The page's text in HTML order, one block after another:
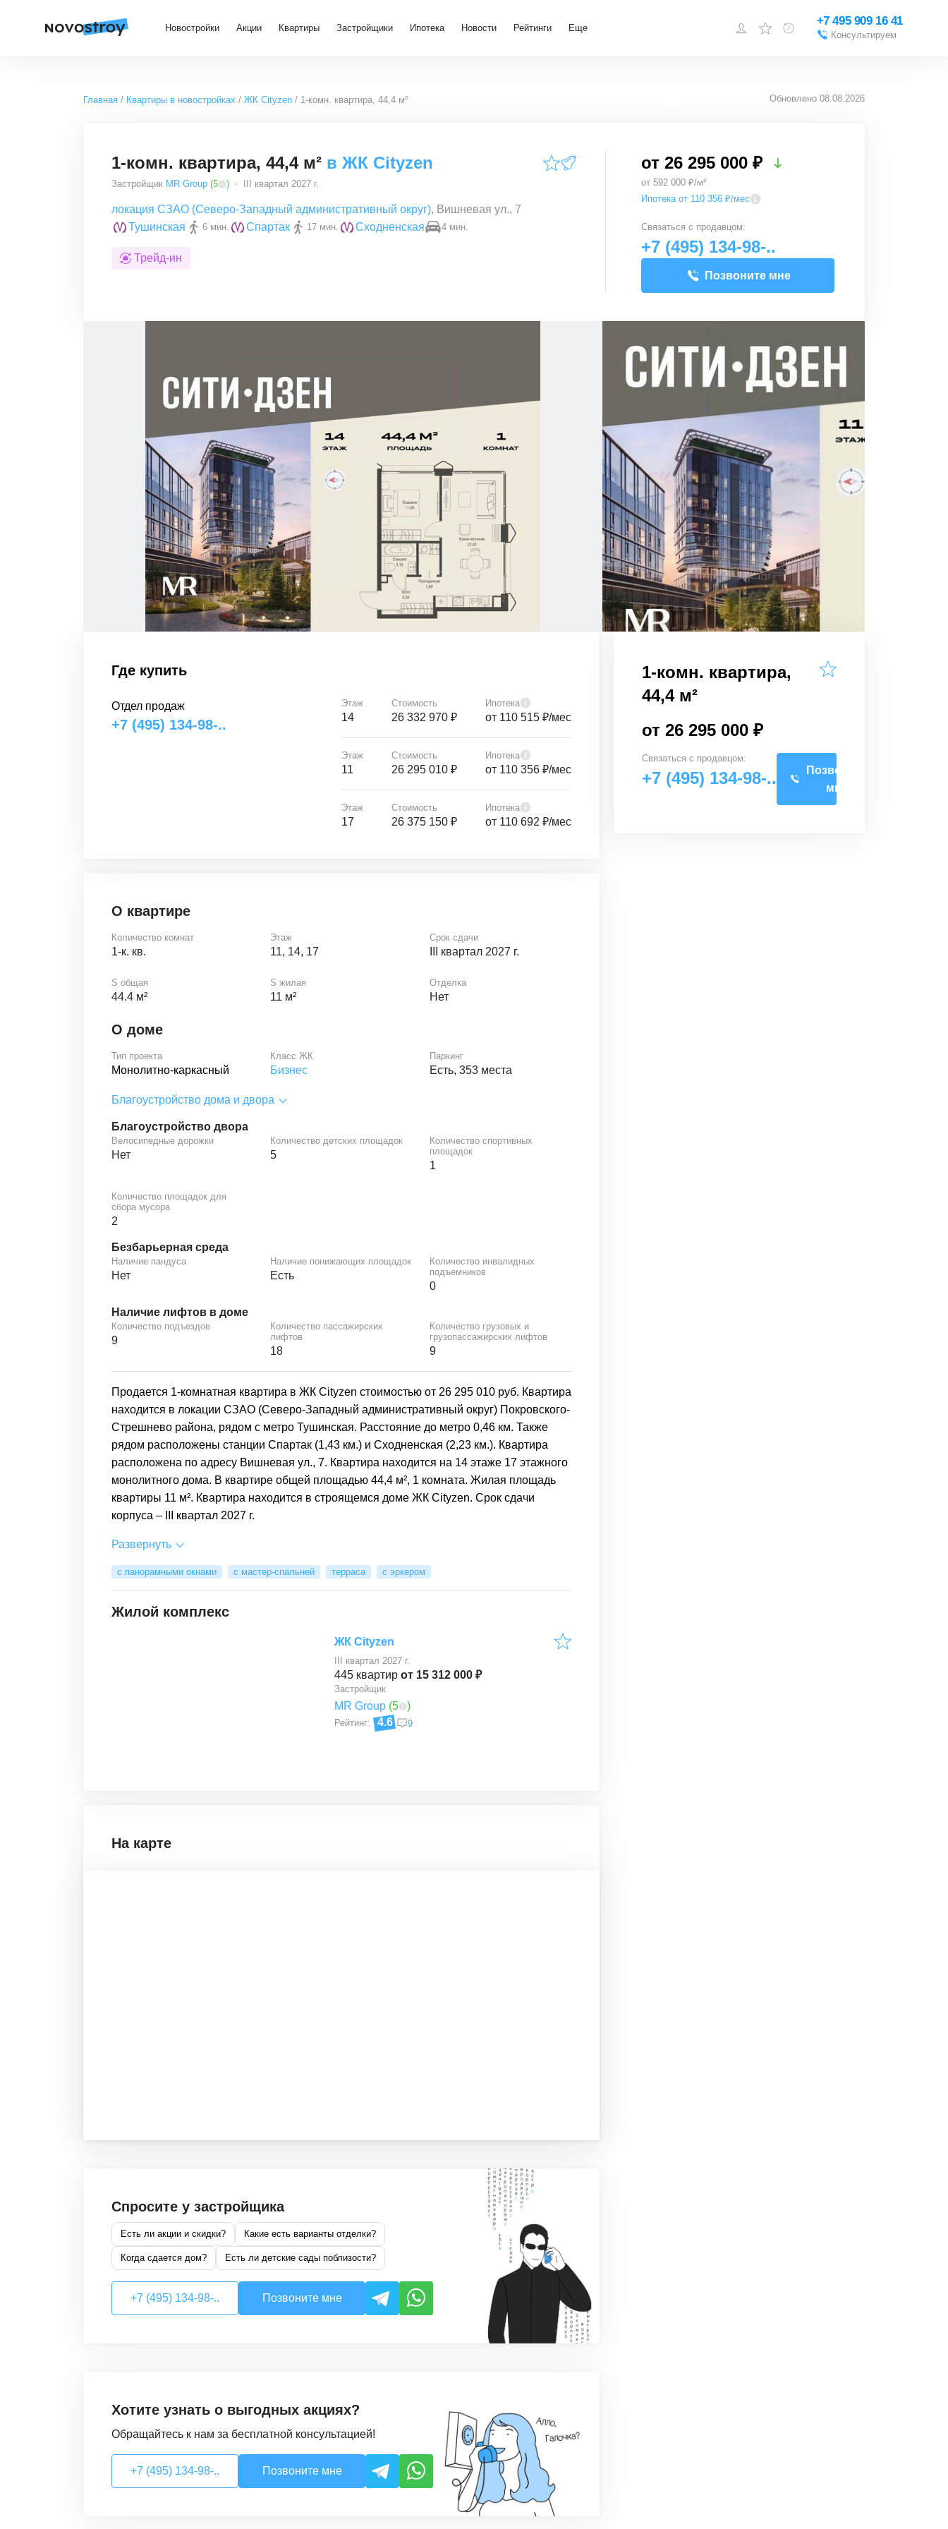
Новостройки Акции Квартиры Застройщики Ипотека Новости Рейтинги Еще
Добавить объект
+7 495 909 16 41
Консультируем
Главная Квартиры в новостройках ЖК Cityzen 1-комн. квартира, 44,4 м² Обновлено 08.08.2026
1-комн. квартира, 44,4 м² в ЖК Cityzen
Застройщик MR Group (5 ) III квартал 2027 г.
локация СЗАО (Северо-Западный административный округ), Вишневая ул., 7
Тушинская
6 мин. Спартак 17 мин. Сходненская 4 мин.
Трейд-ин
от 26 295 000 ₽
от 592 000 ₽/м²
Ипотека от 110 356 ₽/мес
Связаться с продавцом:
+7 (495) 134-98-..
Позвоните мне
Где купить
Отдел продаж
+7 (495) 134-98-..
Этаж
14
Стоимость
26 332 970 ₽
Ипотека
от 110 515 ₽/мес
Этаж
11
Стоимость
26 295 010 ₽
Ипотека
от 110 356 ₽/мес
Этаж
17
Стоимость
26 375 150 ₽
Ипотека
от 110 692 ₽/мес
О квартире
Количество комнат
1-к. кв.
Этаж
11, 14, 17
Срок сдачи
III квартал 2027 г.
S общая
44.4 м²
S жилая
11 м²
Отделка
Нет
О доме
Тип проекта
Монолитно-каркасный
Класс ЖК
Бизнес
Паркинг
Есть, 353 места
Благоустройство дома и двора
Благоустройство двора
Велосипедные дорожки
Нет
Количество детских площадок
5
Количество спортивных
площадок
1
Количество площадок для
сбора мусора
2
Безбарьерная среда
Наличие пандуса
Нет
Наличие понижающих площадок
Есть
Количество инвалидных
подъемников
0
Наличие лифтов в доме
Количество подъездов
9
Количество пассажирских
лифтов
18
Количество грузовых и
грузопассажирских лифтов
9
Продается 1-комнатная квартира в ЖК Cityzen стоимостью от 26 295 010 руб. Квартира
находится в локации СЗАО (Северо-Западный административный округ) Покровского-
Стрешнево района, рядом с метро Тушинская. Расстояние до метро 0,46 км. Также
рядом расположены станции Спартак (1,43 км.) и Сходненская (2,23 км.). Квартира
расположена по адресу Вишневая ул., 7. Квартира находится на 14 этаже 17 этажного
монолитного дома. В квартире общей площадью 44,4 м², 1 комната. Жилая площадь
квартиры 11 м². Квартира находится в строящемся доме ЖК Cityzen. Срок сдачи
корпуса – III квартал 2027 г.
Развернуть
с панорамными окнами с мастер-спальней терраса с эркером
Жилой комплекс
ЖК Cityzen
III квартал 2027 г.
445 квартир от 15 312 000 ₽
Застройщик
MR Group (5 )
Рейтинг: 4.6 9
На карте
Спросите у застройщика
Есть ли акции и скидки? Какие есть варианты отделки?
Когда сдается дом? Есть ли детские сады поблизости?
+7 (495) 134-98-.. Позвоните мне
Хотите узнать о выгодных акциях?
Обращайтесь к нам за бесплатной консультацией!
+7 (495) 134-98-.. Позвоните мне
1-комн. квартира,
44,4 м²
от 26 295 000 ₽
Связаться с продавцом:
+7 (495) 134-98-..
Позвоните
мне